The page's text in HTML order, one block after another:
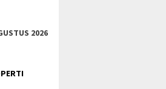
2026